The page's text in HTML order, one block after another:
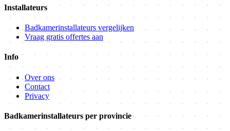
Installateurs
Badkamerinstallateurs vergelijken
Vraag gratis offertes aan
Info
Over ons
Contact
Privacy
Badkamerinstallateurs per provincie